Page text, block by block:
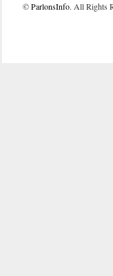
©ParlonsInfo. All Rights